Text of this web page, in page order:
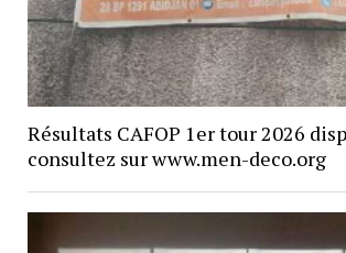
Résultats CAFOP 1er tour 2026
consultez sur www.men-deco.org